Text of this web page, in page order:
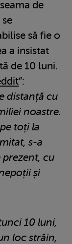
de
să fie o
a insistat
de 10 luni.
”:
distanță cu
noastre.
toți la
s-a
cu
și
10 luni,
loc străin,